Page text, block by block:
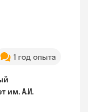
1 год опыта
им. А.И.